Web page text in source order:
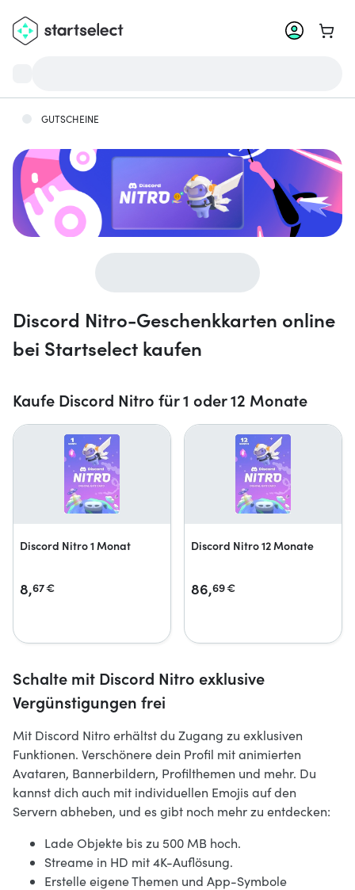
Zum
GUTSCHEINE
Discord Nitro-Geschenkkarten online
bei Startselect kaufen
Kaufe Discord Nitro für 1 oder 12 Monate
Discord Nitro 1 Monat
8,67€
Discord Nitro 12 Monate
86,69€
Schalte mit Discord Nitro exklusive
Vergünstigungen frei
Mit Discord Nitro erhältst du Zugang zu exklusiven
Funktionen. Verschönere dein Profil mit animierten
Avataren, Bannerbildern, Profilthemen und mehr. Du
kannst dich auch mit individuellen Emojis auf den
Servern abheben, und es gibt noch mehr zu entdecken:
Lade Objekte bis zu 500 MB hoch.
Streame in HD mit 4K-Auflösung.
Erstelle eigene Themen und App-Symbole